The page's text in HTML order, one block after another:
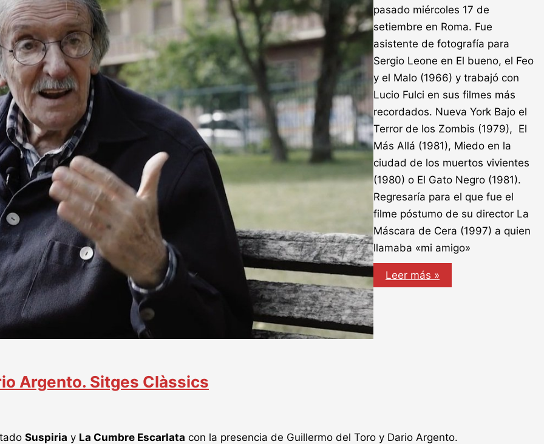
pasado miércoles 17 de
setiembre en Roma. Fue
asistente de fotografía para
Sergio Leone en El bueno, el Feo
y el Malo (1966) y trabajó con
Lucio Fulci en sus filmes más
recordados. Nueva York Bajo el
Terror de los Zombis (1979), El
Más Allá (1981), Miedo en la
ciudad de los muertos vivientes
(1980) o El Gato Negro (1981).
Regresaría para el que fue el
filme póstumo de su director La
Máscara de Cera (1997) a quien
llamaba «mi amigo»
Adiós
a
Leer más »
Argento. Sitges Clàssics
Suspiria y La Cumbre Escarlata con la presencia de Guillermo del Toro y Dario Argento.